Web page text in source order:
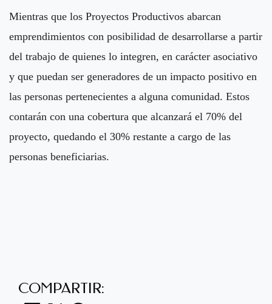
Mientras que los Proyectos Productivos abarcan
emprendimientos con posibilidad de desarrollarse a partir
del trabajo de quienes lo integren, en carácter asociativo
y que puedan ser generadores de un impacto positivo en
las personas pertenecientes a alguna comunidad. Estos
contarán con una cobertura que alcanzará el 70% del
proyecto, quedando el 30% restante a cargo de las
personas beneficiarias.
COMPARTIR: